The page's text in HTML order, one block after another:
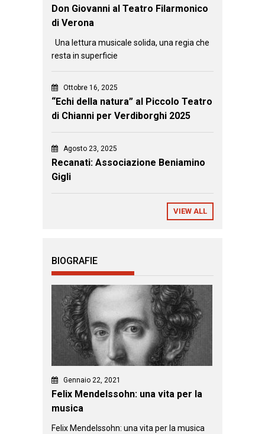
Don Giovanni al Teatro Filarmonico
di Verona
Una lettura musicale solida, una regia che
resta in superficie
Ottobre 16, 2025
“Echi della natura” al Piccolo Teatro
di Chianni per Verdiborghi 2025
Agosto 23, 2025
Recanati: Associazione Beniamino
Gigli
VIEW ALL
BIOGRAFIE
Gennaio 22, 2021
Felix Mendelssohn: una vita per la
musica
Felix Mendelssohn: una vita per la musica